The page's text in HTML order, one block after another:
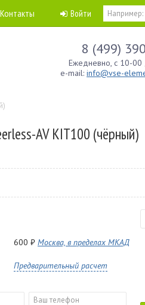
Контакты Войти
8 (499)
Ежедневно, с 10-
e-mail: info@vse-
AV KIT100 (чёрный)
600 ₽ Москва, в пределах МКАД
Предварительный расчет